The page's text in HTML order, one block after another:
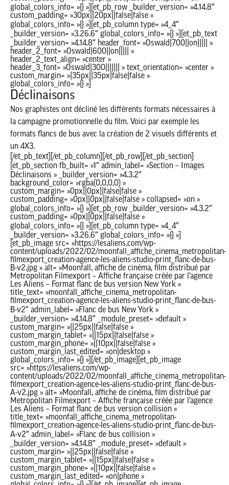
global_colors_info= »{} »][et_pb_row _builder_version= »4.14.8″
custom_padding= »30px||20px||false|false »
global_colors_info= »{} »][et_pb_column type= »4_4″
_builder_version= »3.26.6″ global_colors_info= »{} »][et_pb_text
_builder_version= »4.14.8″ header_font= »Oswald|700||on||||| »
header_2_font= »Oswald|600||on||||| »
header_2_text_align= »center »
header_3_font= »Oswald|300||||||| » text_orientation= »center »
custom_margin= »|35px||35px|false|false »
global_colors_info= »{} »]
Déclinaisons
Nos graphistes ont décliné les différents formats nécessaires à
la campagne promotionnelle du film. Voici par exemple les
formats flancs de bus avec la création de 2 visuels différents et
un 4X3.
[/et_pb_text][/et_pb_column][/et_pb_row][/et_pb_section]
[et_pb_section fb_built= »1″ admin_label= »Section – Images
Déclinaisons » _builder_version= »4.3.2″
background_color= »rgba(0,0,0,0) »
custom_margin= »0px||0px||false|false »
custom_padding= »0px||0px||false|false » collapsed= »on »
global_colors_info= »{} »][et_pb_row _builder_version= »4.3.2″
custom_padding= »0px||0px||false|false »
global_colors_info= »{} »][et_pb_column type= »4_4″
_builder_version= »3.26.6″ global_colors_info= »{} »]
[et_pb_image src= »https://lesaliens.com/wp-
content/uploads/2022/02/moonfall_affiche_cinema_metropolitan-
filmexport_creation-agence-les-aliens-studio-print_flanc-de-bus-
B-v2.jpg » alt= »Moonfall, affiche de cinéma, film distribué par
Metropolitan Filmexport – Affiche française créée par l’agence
Les Aliens – Format flanc de bus version New York »
title_text= »moonfall_affiche_cinema_metropolitan-
filmexport_creation-agence-les-aliens-studio-print_flanc-de-bus-
B-v2″ admin_label= »Flanc de bus New York »
_builder_version= »4.14.8″ _module_preset= »default »
custom_margin= »||25px||false|false »
custom_margin_tablet= »||15px||false|false »
custom_margin_phone= »||10px||false|false »
custom_margin_last_edited= »on|desktop »
global_colors_info= »{} »][/et_pb_image][et_pb_image
src= »https://lesaliens.com/wp-
content/uploads/2022/02/moonfall_affiche_cinema_metropolitan-
filmexport_creation-agence-les-aliens-studio-print_flanc-de-bus-
A-v2.jpg » alt= »Moonfall, affiche de cinéma, film distribué par
Metropolitan Filmexport – Affiche française créée par l’agence
Les Aliens – Format flanc de bus version collision »
title_text= »moonfall_affiche_cinema_metropolitan-
filmexport_creation-agence-les-aliens-studio-print_flanc-de-bus-
A-v2″ admin_label= »Flanc de bus collision »
_builder_version= »4.14.8″ _module_preset= »default »
custom_margin= »||25px||false|false »
custom_margin_tablet= »||15px||false|false »
custom_margin_phone= »||10px||false|false »
custom_margin_last_edited= »on|phone »